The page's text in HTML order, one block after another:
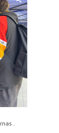
.